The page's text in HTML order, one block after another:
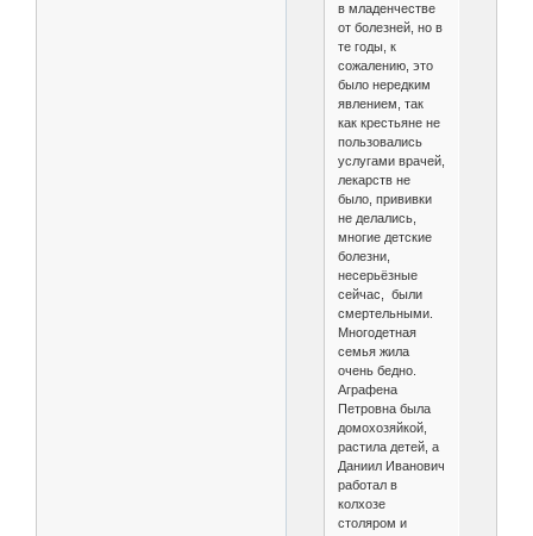
в младенчестве
от болезней, но в
те годы, к
сожалению, это
было нередким
явлением, так
как крестьяне не
пользовались
услугами врачей,
лекарств не
было, прививки
не делались,
многие детские
болезни,
несерьёзные
сейчас, были
смертельными.
Многодетная
семья жила
очень бедно.
Аграфена
Петровна была
домохозяйкой,
растила детей, а
Даниил Иванович
работал в
колхозе
столяром и